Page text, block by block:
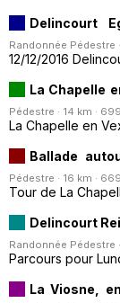
Delincourt
Randonnée Pédestre
12/12/2016
La Chapelle
Pédestre · 14 km ·
La Chapelle en
Ballade
Pédestre · 16 km ·
Tour de La
Delincourt
Randonnée Pédestre ·
Parcours pour
La Viosne,